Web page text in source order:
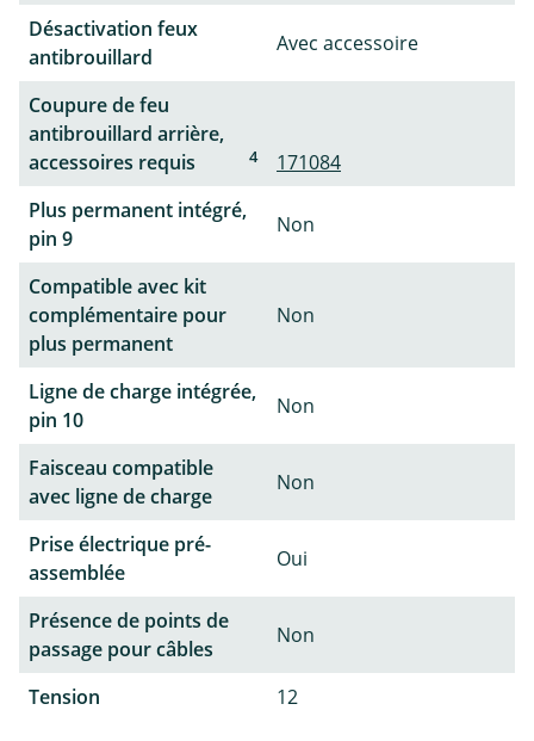
Désactivation feux
antibrouillard
Avec accessoire
Coupure de feu
antibrouillard arrière,
accessoires requis
4
171084
Plus permanent intégré,
pin 9
Non
Compatible avec kit
complémentaire pour
plus permanent
Non
Ligne de charge intégrée,
pin 10
Non
Faisceau compatible
avec ligne de charge
Non
Prise électrique pré-
assemblée
Oui
Présence de points de
passage pour câbles
Non
Tension 12